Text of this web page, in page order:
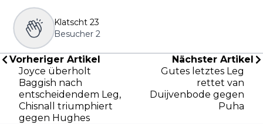
Klatscht 23
Besucher 2
Vorheriger Artikel
Joyce überholt
Baggish nach
entscheidendem Leg,
Chisnall triumphiert
gegen Hughes
Nächster Artikel
Gutes letztes Leg
rettet van
Duijvenbode gegen
Puha